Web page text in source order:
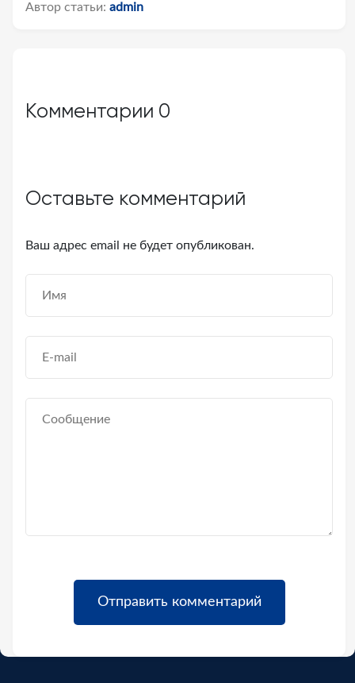
Автор статьи: admin
Комментарии 0
Оставьте комментарий
Ваш адрес email не будет опубликован.